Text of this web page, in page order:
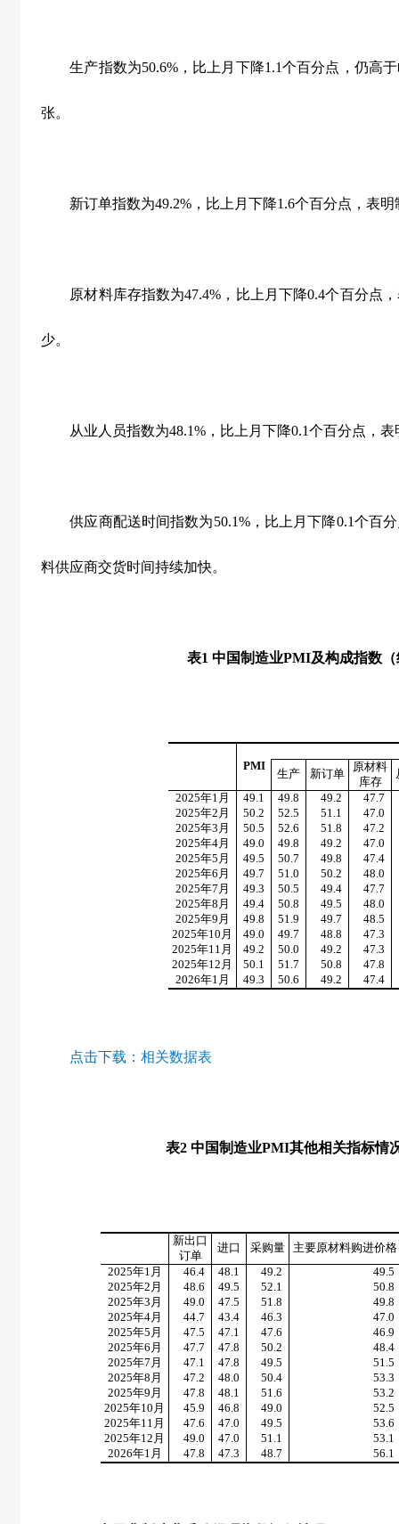
生产指数为50.6%，比上月下降1.1个百分点，仍高
张。
新订单指数为49.2% ，比上月下降1.6个百分点，表
原材料库存指数为47.4% ，比上月下降0.4个百分点
少。
从业人员指数为48.1% ，比上月下降0.1个百分点，表
供应商配送时间指数为50.1%，比上月下降0.1个百
料供应商交货时间持续加快。
表1 中国制造业PMI及构成指数
PMI
生产 新订单
原材料
库存
2025年1 月 49.1 49.8 49.2
47.7
2025年2 月 50.2 52.5 51.1
47.0
2025年3 月 50.5 52.6 51.8
47.2
2025年4月 49.0 49.8 49.2
47.0
2025年5 月 49.5 50.7 49.8
47.4
2025年6 月 49.7 51.0 50.2
48.0
2025年7 月 49.3 50.5 49.4
47.7
2025年8 月 49.4 50.8 49.5
48.0
2025年9 月 49.8 51.9 49.7
48.5
2025年10 月 49.0 49.7 48.8
47.3
2025年11 月 49.2 50.0 49.2
47.3
2025年12 月 50.1 51.7 50.8
47.8
2026年1 月 49.3 50.6 49.2 47.4
点击下载： 相关数据表
表2 中国制造业PMI其他相关指标情
新出口
订单
进口 采购量
主要原材料购进价格
2025年1 月 46.4 48.1 49.2
49.5
2025年2 月 48.6 49.5 52.1
50.8
2025年3 月 49.0 47.5 51.8
49.8
2025年4月 44.7 43.4 46.3
47.0
2025年5 月 47.5 47.1 47.6
46.9
2025年6 月 47.7 47.8 50.2
48.4
2025年7 月 47.1 47.8 49.5
51.5
2025年8 月 47.2 48.0 50.4
53.3
2025年9 月 47.8 48.1 51.6
53.2
2025年10 月 45.9 46.8 49.0
52.5
2025年11 月 47.6 47.0 49.5
53.6
2025年12 月 49.0 47.0 51.1
53.1
2026年1 月 47.8 47.3 48.7 56.1